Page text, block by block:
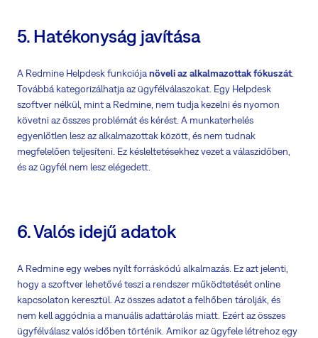
5. Hatékonyság javítása
A Redmine Helpdesk funkciójanöveli az alkalmazottak fókuszát.
Továbbá kategorizálhatja az ügyfélválaszokat. Egy Helpdesk
szoftver nélkül, mint a Redmine, nem tudja kezelni és nyomon
követni az összes problémát és kérést. A munkaterhelés
egyenlőtlen lesz az alkalmazottak között, és nem tudnak
megfelelően teljesíteni. Ez késleltetésekhez vezet a válaszidőben,
és az ügyfél nem lesz elégedett.
6. Valós idejű adatok
A Redmine egy webes nyílt forráskódú alkalmazás. Ez azt jelenti,
hogy a szoftver lehetővé teszi a rendszer működtetését online
kapcsolaton keresztül. Az összes adatot a felhőben tárolják, és
nem kell aggódnia a manuális adattárolás miatt. Ezért az összes
ügyfélválasz valós időben történik. Amikor az ügyfele létrehoz egy